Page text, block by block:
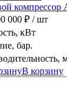
компрессор
000 ₽ / шт
кВт
бар.
В корзину